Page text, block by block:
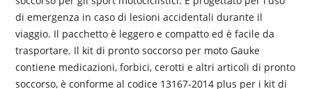
di emergenza in caso di lesioni accidentali durante il
viaggio. Il pacchetto è leggero e compatto ed è facile da
trasportare. Il kit di pronto soccorso per moto Gauke
contiene medicazioni, forbici, cerotti e altri articoli di pronto
soccorso, è conforme al codice 13167-2014 plus per i kit di